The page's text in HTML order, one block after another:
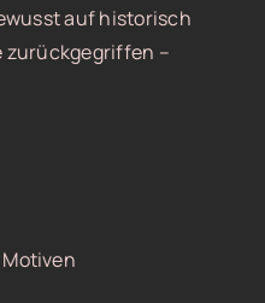
auf historisch
zurückgegriffen –